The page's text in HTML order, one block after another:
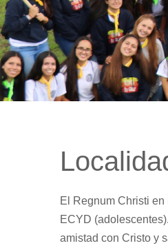
El Regnum Christi
ECYD
amistad con Cristo y